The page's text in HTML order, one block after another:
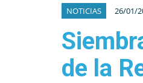
NOTICIAS 26/01/
de la